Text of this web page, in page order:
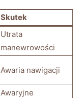
Skutek
Utrata
manewrowości
Awaria nawigacji
Awaryjne